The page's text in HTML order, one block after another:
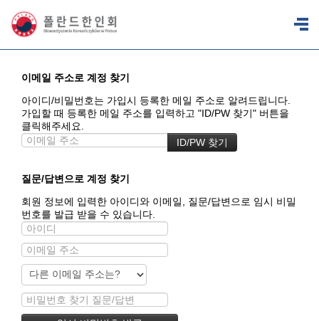
이메일 주소로 계정 찾기
아이디/비밀번호는 가입시 등록한 메일 주소로 알려드립니다.
가입할 때 등록한 메일 주소를 입력하고 "ID/PW 찾기" 버튼을
클릭해주세요.
질문/답변으로 계정 찾기
회원 정보에 입력한 아이디와 이메일, 질문/답변으로 임시 비밀
번호를 발급 받을 수 있습니다.